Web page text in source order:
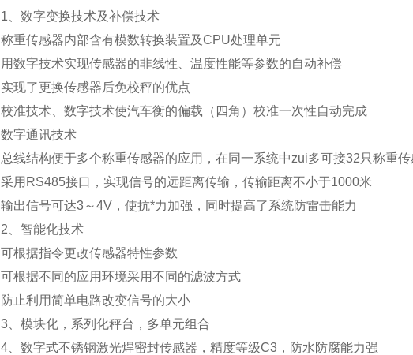
1 、数字变换技术及补偿技术
称重传感器内部含有模数转换装置及CPU处理单元
用数字技术实现传感器的非线性、温度性能等参数的自动补偿
实现了更换传感器后免校秤的优点
校准技术、数字技术使汽车衡的偏载（四角）校准一次性自动完成
数字通讯技术
总线结构便于多个称重传感器的应用，在同一系统中zui多可接32 只称重
采用 RS485接口，实现信号的远距离传输，传输距离不小于1000米
输出信号可达3～4V，使抗*力加强，同时提高了系统防雷击能力
2 、智能化技术
可根据指令更改传感器特性参数
可根据不同的应用环境采用不同的滤波方式
防止利用简单电路改变信号的大小
3、模块化，系列化秤台，多单元组合
4、数字式不锈钢激光焊密封传感器，精度等级C3，防水防腐能力强